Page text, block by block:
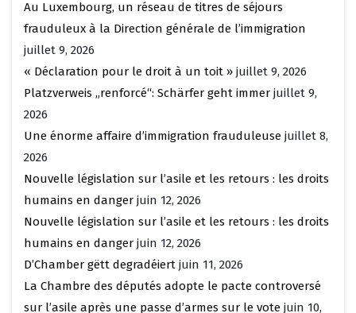
Au Luxembourg, un réseau de titres de séjours
frauduleux à la Direction générale de l’immigration
juillet 9, 2026
« Déclaration pour le droit à un toit » juillet 9, 2026
Platzverweis „renforcé“: Schärfer geht immer juillet 9,
2026
Une énorme affaire d’immigration frauduleuse juillet 8,
2026
Nouvelle législation sur l’asile et les retours : les droits
humains en danger juin 12, 2026
Nouvelle législation sur l’asile et les retours : les droits
humains en danger juin 12, 2026
D’Chamber gëtt degradéiert juin 11, 2026
La Chambre des députés adopte le pacte controversé
sur l’asile après une passe d’armes sur le vote juin 10,